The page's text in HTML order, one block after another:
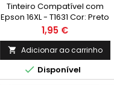
Tinteiro Compatível com
Epson 16XL - T1631 Cor: Preto
Capacidade: 17 ml
Preço
1,95 €
 Adicionar ao carrinho
 Disponível